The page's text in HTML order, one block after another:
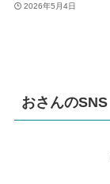
2026年5月4日
おさんのSNS